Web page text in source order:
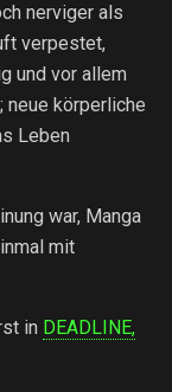
nerviger als
verpestet,
und vor allem
körperliche
Leben
war, Manga
mit
in DEADLINE,